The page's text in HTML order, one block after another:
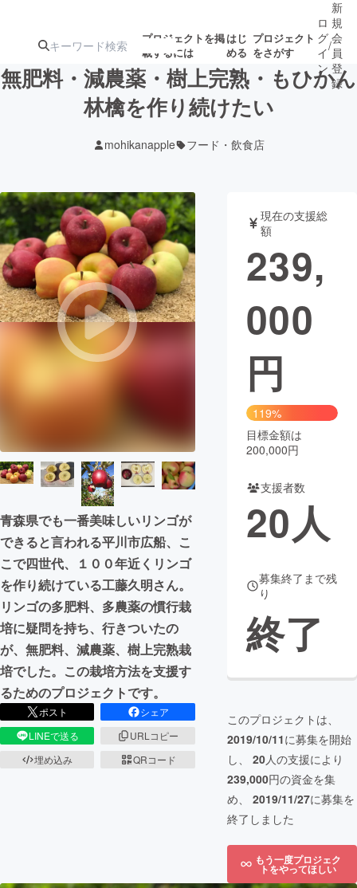
プロジェクトを掲
載するには
はじ
める
プロジェクト
をさがす
ターン
ジェクト
募集終了が近いプ
ロジェクト
アート・写真 音楽
テクノロジー・ガジェット ゲーム・サ
映像・映画
ビジネス・起業
まちづくり・地域活性化
CAMPFIRE for Social Good CAMPFIRE Creation
CAMPFIREふるさと納税machi-ya コミュニティ
ロ
グ
イ
ン
/
新
規
会
員
登
録
無肥料・減農薬・樹上完熟・もひかん
林檎を作り続けたい
mohikanapple フード・飲食店
青森県でも一番美味しいリンゴが
できると言われる平川市広船、こ
こで四世代、１００年近くリンゴ
を作り続けている工藤久明さん。
リンゴの多肥料、多農薬の慣行栽
培に疑問を持ち、行きついたの
が、無肥料、減農薬、樹上完熟栽
培でした。この栽培方法を支援す
るためのプロジェクトです。
ポスト
シェア
LINEで送る
URLコピー
埋め込み
QRコード
現在の支援総
額
239,
000
円
119%
目標金額は
200,000円
支援者数
20人
募集終了まで残
り
終了
このプロジェクトは、
2019/10/11に募集を開始
し、 20人の支援により
239,000円の資金を集
め、 2019/11/27に募集を
終了しました
もう一度プロジェク
トをやってほしい